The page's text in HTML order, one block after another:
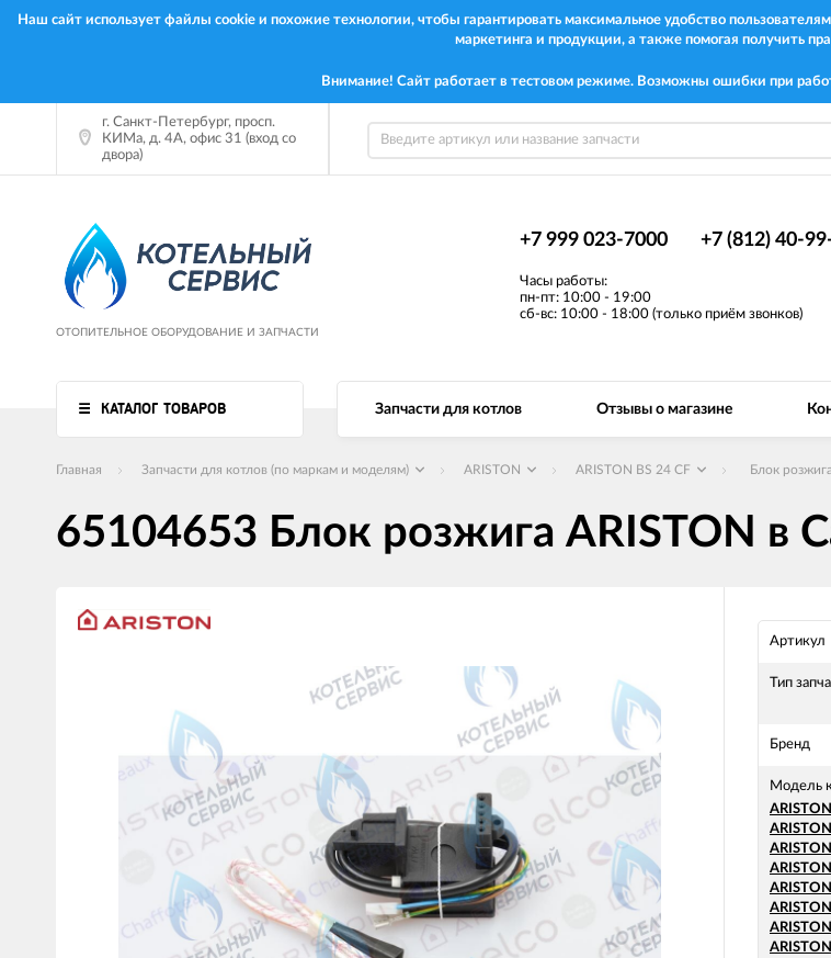
Наш сайт использует файлы cookie и похожие технологии, чтобы гарантировать максимальное удобство
маркетинга и продукции, а также помогая получить
Внимание! Сайт работает в тестовом режиме. Возможны ошибки при
г. Санкт-Петербург, просп.
КИМа, д. 4А, офис 31 (вход со
двора)
ОТОПИТЕЛЬНОЕ ОБОРУДОВАНИЕ И ЗАПЧАСТИ
+7 999 023-7000 +7 (812) 40-
Часы работы:
пн-пт: 10:00 - 19:00
сб-вс: 10:00 - 18:00 (только приём звонков)
КАТАЛОГ ТОВАРОВ Запчасти для котлов Отзывы о магазине
Главная Запчасти для котлов (по маркам и моделям) ARISTON ARISTON BS 24 CF Блок
65104653 Блок розжига ARISTON в
товаров
Артикул
Тип
Бренд
Модель